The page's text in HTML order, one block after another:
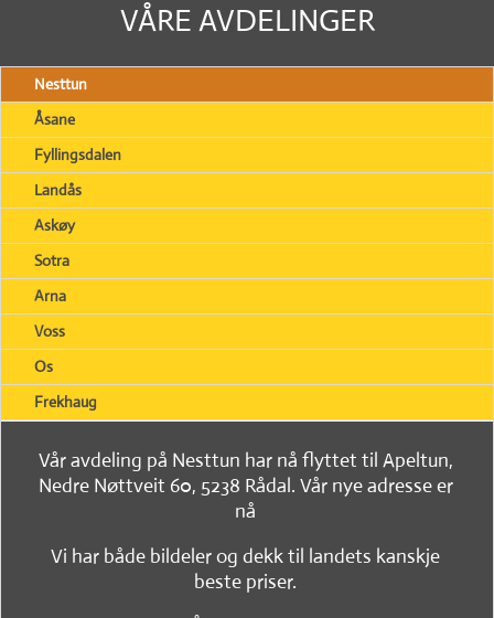
VÅRE AVDELINGER
Nesttun
Åsane
Fyllingsdalen
Landås
Askøy
Sotra
Arna
Voss
Os
Frekhaug
Vår avdeling på Nesttun har nå flyttet til Apeltun,
Nedre Nøttveit 60, 5238 Rådal. Vår nye adresse er
nå
Vi har både bildeler og dekk til landets kanskje
beste priser.